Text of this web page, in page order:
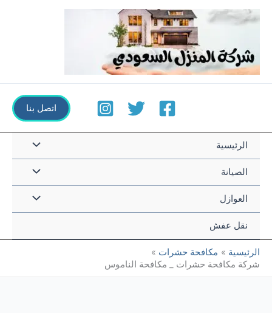
تخطي
إلى
اتصل بنا
الرئيسية القائمة
الصيانة القائمة
العوازل القائمة
نقل عفش
الرئيسية
مكافحة حشرات
شركة مكافحة حشرات _ مكافحة الناموس